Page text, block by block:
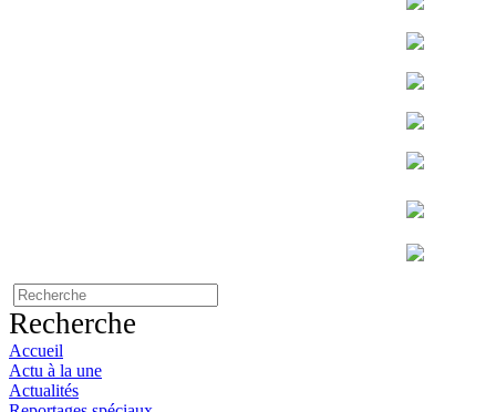
Recherche
Accueil
Actu à la une
Actualités